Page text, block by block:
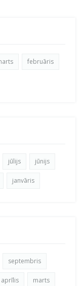
februāris
jūlijs jūnijs
janvāris
septembris
aprīlis marts